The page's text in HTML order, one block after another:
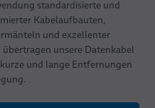
standardisierte und
Kabelaufbauten,
und exzellenter
unsere Datenkabel
und lange Entfernungen